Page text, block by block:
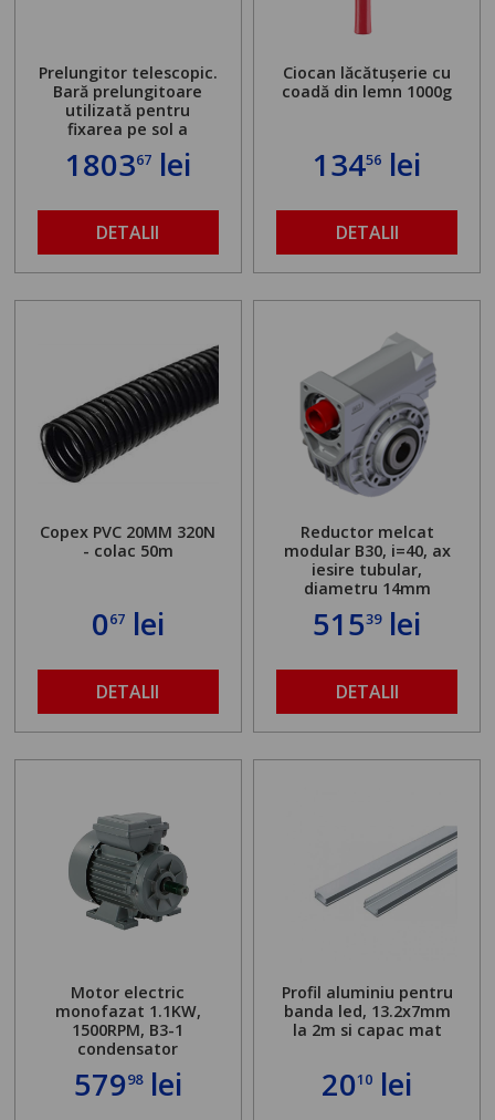
Prelungitor telescopic.
Bară prelungitoare
utilizată pentru
fixarea pe sol a
găurit în locul
maximă admisă de 500
kg și înălțime reglabilă
de la 1,8 la 2,9 m
180367lei
DETALII
Ciocan lăcătușerie cu
coadă din lemn 1000g
13456 lei
DETALII
Copex PVC 20MM 320N
- colac 50m
067lei
DETALII
Reductor melcat
modular B30, i=40, ax
iesire tubular,
diametru 14mm
51539lei
DETALII
Motor electric
monofazat 1.1KW,
1500RPM, B3-1
condensator
57998lei
Profil aluminiu pentru
banda led, 13.2x7mm
la 2m si capac mat
2010 lei